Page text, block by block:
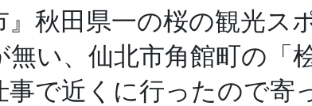
』秋田県一の桜の観光ス
無い、仙北市角館町の「
で近くに行ったので寄